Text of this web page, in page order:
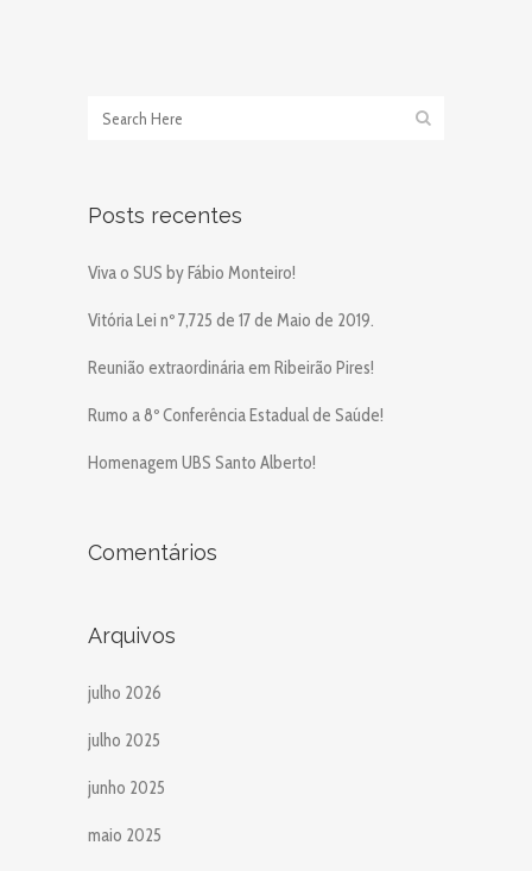
Posts recentes
Viva o SUS by Fábio Monteiro!
Vitória Lei nº 7,725 de 17 de Maio de 2019.
Reunião extraordinária em Ribeirão Pires!
Rumo a 8º Conferência Estadual de Saúde!
Homenagem UBS Santo Alberto!
Comentários
Arquivos
julho 2026
julho 2025
junho 2025
maio 2025